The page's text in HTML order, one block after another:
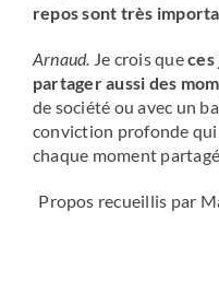
repos sont très
Arnaud. Je crois queces
partager aussi des
de société ou avec un
conviction profonde
chaque moment
Propos recueillis par